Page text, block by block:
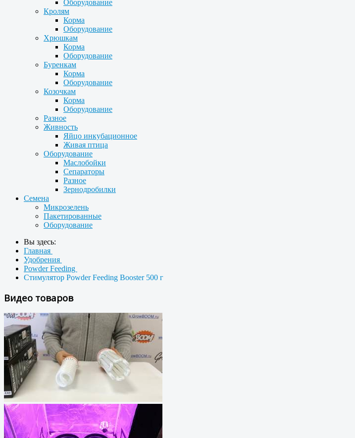
Оборудование
Кролям
Корма
Оборудование
Хрюшкам
Корма
Оборудование
Буренкам
Корма
Оборудование
Козочкам
Корма
Оборудование
Разное
Живность
Яйцо инкубационное
Живая птица
Оборудование
Маслобойки
Сепараторы
Разное
Зернодробилки
Семена
Микрозелень
Пакетированные
Оборудование
Вы здесь:
Главная
Удобрения
Powder Feeding
Стимулятор Powder Feeding Booster 500 г
Видео товаров